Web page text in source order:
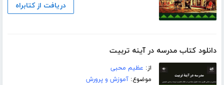
دریافت از کتابراه
دانلود کتاب مدرسه در آینه تربیت
از: عظیم محبی
موضوع:آموزش و پرورش